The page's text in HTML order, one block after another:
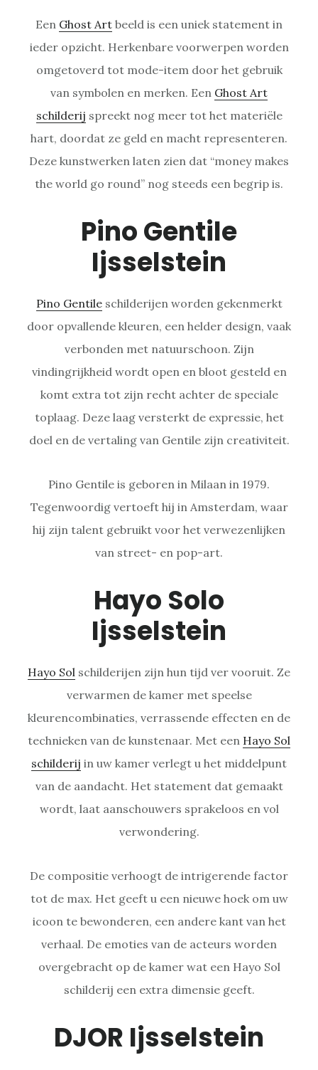
Een Ghost Art beeld is een uniek statement in
ieder opzicht. Herkenbare voorwerpen worden
omgetoverd tot mode-item door het gebruik
van symbolen en merken. Een Ghost Art
schilderij spreekt nog meer tot het materiële
hart, doordat ze geld en macht representeren.
Deze kunstwerken laten zien dat “money makes
the world go round” nog steeds een begrip is.
Pino Gentile
Ijsselstein
Pino Gentileschilderijen worden gekenmerkt
door opvallende kleuren, een helder design, vaak
verbonden met natuurschoon. Zijn
vindingrijkheid wordt open en bloot gesteld en
komt extra tot zijn recht achter de speciale
toplaag. Deze laag versterkt de expressie, het
doel en de vertaling van Gentile zijn creativiteit.
Pino Gentile is geboren in Milaan in 1979.
Tegenwoordig vertoeft hij in Amsterdam, waar
hij zijn talent gebruikt voor het verwezenlijken
van street- en pop-art.
Hayo Solo
Ijsselstein
Hayo Sol schilderijen zijn hun tijd ver vooruit. Ze
verwarmen de kamer met speelse
kleurencombinaties, verrassende effecten en de
technieken van de kunstenaar. Met een Hayo Sol
schilderij in uw kamer verlegt u het middelpunt
van de aandacht. Het statement dat gemaakt
wordt, laat aanschouwers sprakeloos en vol
verwondering.
De compositie verhoogt de intrigerende factor
tot de max. Het geeft u een nieuwe hoek om uw
icoon te bewonderen, een andere kant van het
verhaal. De emoties van de acteurs worden
overgebracht op de kamer wat een Hayo Sol
schilderij een extra dimensie geeft.
DJOR Ijsselstein